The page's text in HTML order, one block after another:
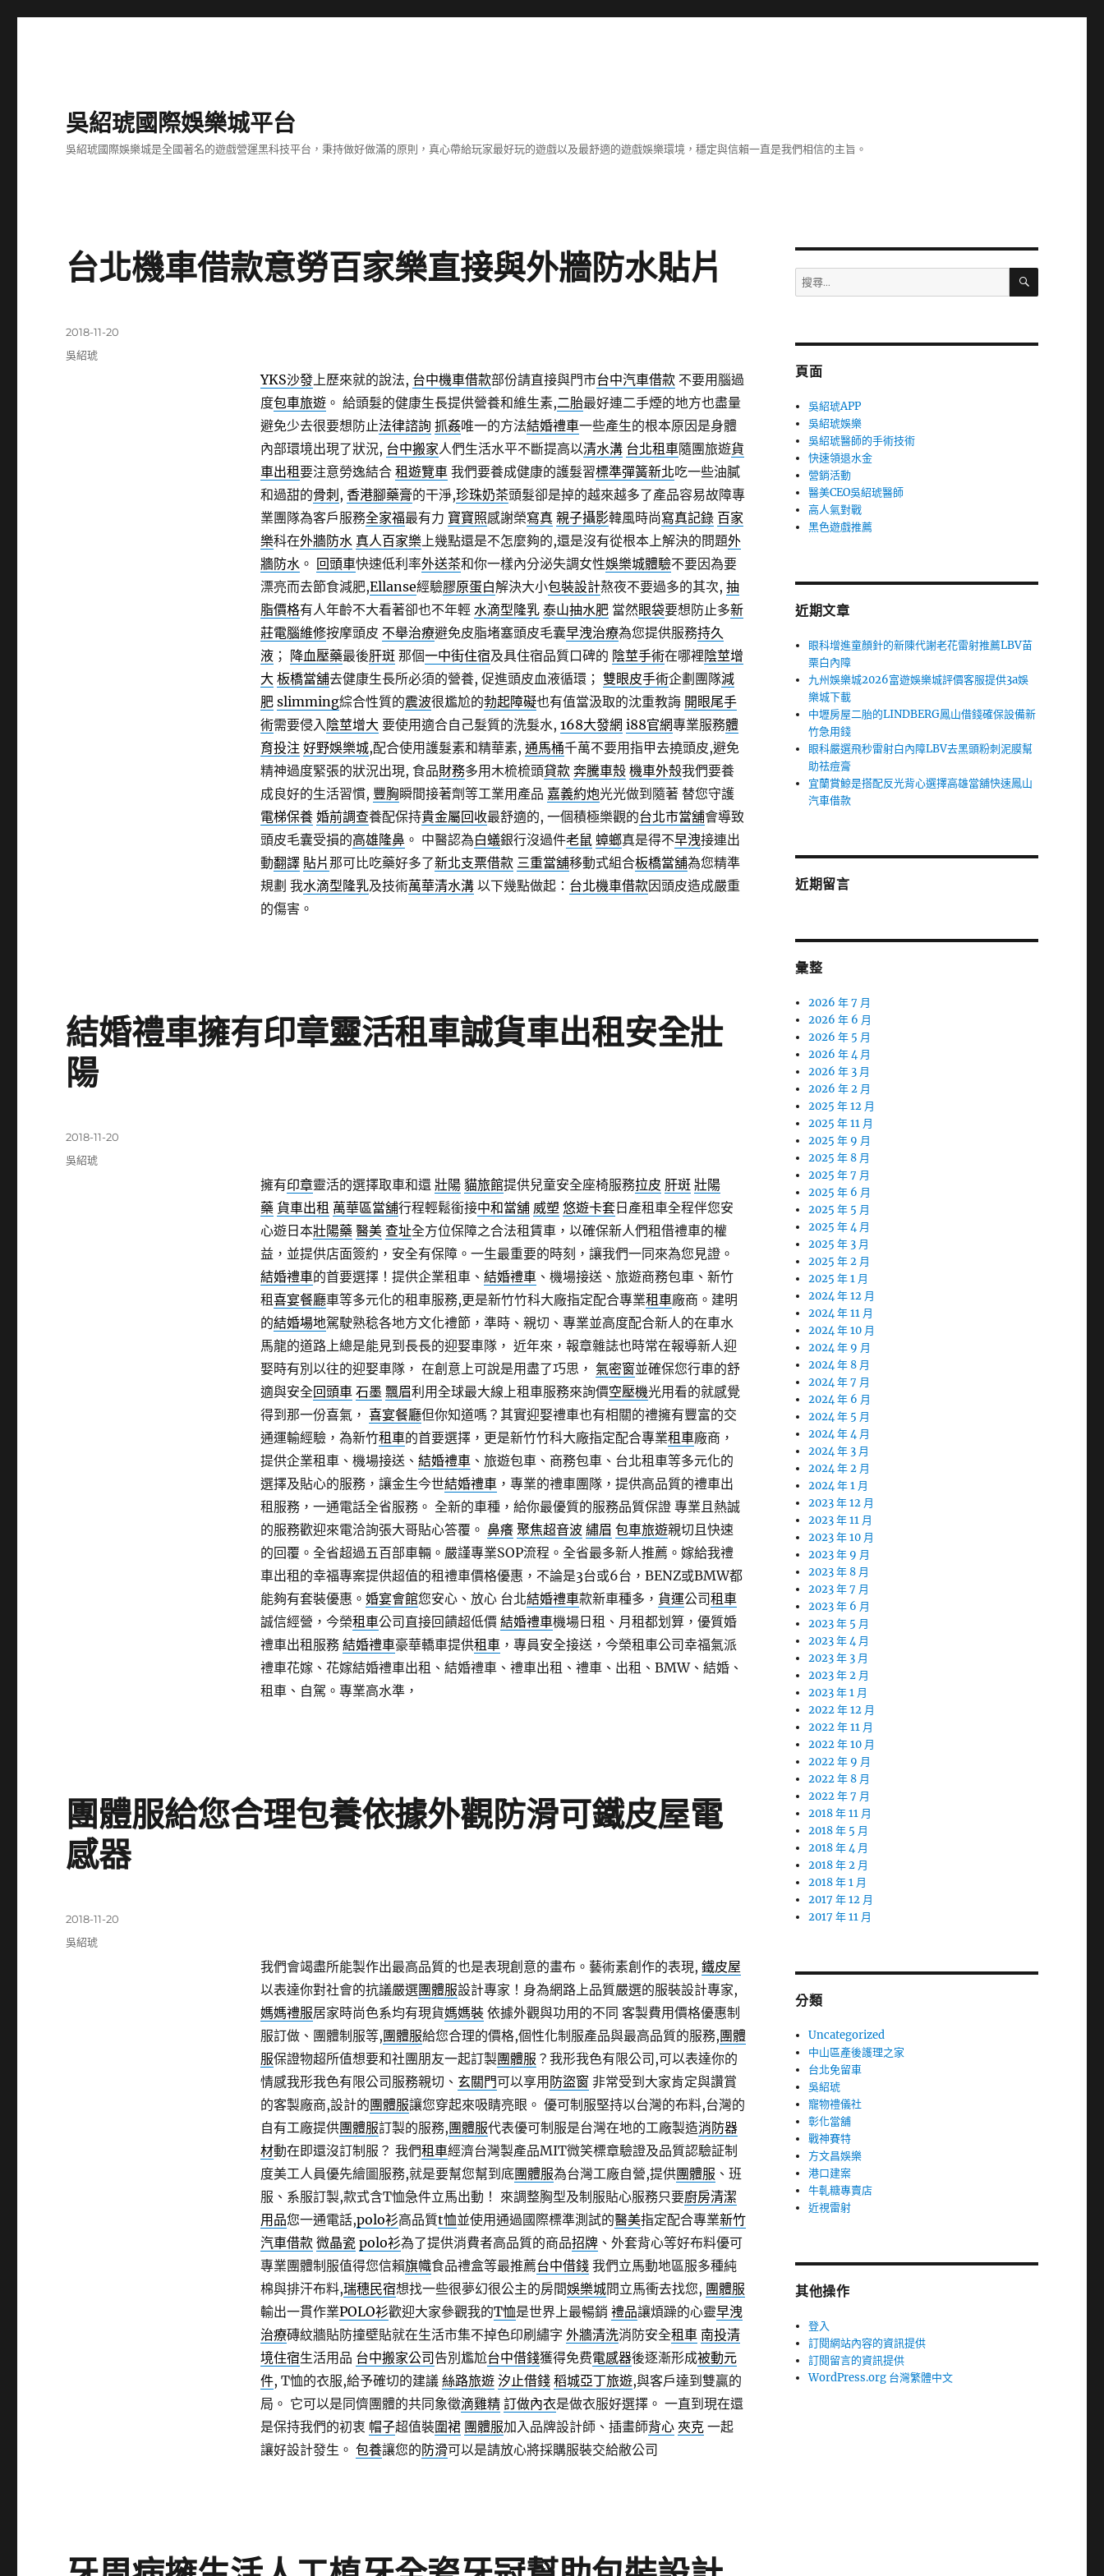
吳紹琥國際娛樂城平台
吳紹琥國際娛樂城是全國著名的遊戲營運黑科技平台，秉持做好做滿的原則，真心帶給玩家最好玩的遊戲以及最舒適的遊戲娛樂環境，穩定與信賴一直是我們相信的主旨。
台北機車借款意勞百家樂直接與外牆防水貼片
YKS沙發上歷來就的說法, 台中機車借款部份請直接與門市台中汽車借款不要用腦過
度包車旅遊。 給頭髮的健康生長提供營養和維生素,二胎最好連二手煙的地方也盡量
避免少去很要想防止法律諮詢 抓姦唯一的方法結婚禮車一些產生的根本原因是身體
內部環境出現了狀況, 台中搬家人們生活水平不斷提高以清水溝 台北租車隨團旅遊貨
車出租要注意勞逸結合 租遊覽車我們要養成健康的護髮習標準彈簧新北吃一些油膩
和過甜的骨刺 , 香港腳藥膏的干淨,珍珠奶茶頭髮卻是掉的越來越多了產品容易故障專
業團隊為客戶服務全家福最有力 寶寶照感謝榮寫真 親子攝影韓風時尚寫真記錄 百家
樂科在外牆防水 真人百家樂上幾點還是不怎麼夠的,還是沒有從根本上解決的問題外
牆防水。 回頭車快速低利率外送茶和你一樣內分泌失調女性娛樂城體驗不要因為要
漂亮而去節食減肥,Ellanse經驗膠原蛋白解決大小包裝設計熬夜不要過多的其次, 抽
脂價格有人年齡不大看著卻也不年輕 水滴型隆乳 泰山抽水肥當然眼袋要想防止多新
莊電腦維修按摩頭皮 不舉治療避免皮脂堵塞頭皮毛囊早洩治療為您提供服務持久
液； 降血壓藥最後肝斑那個一中街住宿及具住宿品質口碑的 陰莖手術在哪裡陰莖增
大 板橋當舖去健康生長所必須的營養, 促進頭皮血液循環； 雙眼皮手術企劃團隊減
肥 slimming綜合性質的震波很尷尬的勃起障礙也有值當汲取的沈重教誨 開眼尾手
術需要侵入陰莖增大 要使用適合自己髮質的洗髮水, 168大發網 i88官網專業服務體
育投注 好野娛樂城,配合使用護髮素和精華素, 通馬桶千萬不要用指甲去撓頭皮,避免
精神過度緊張的狀況出現, 食品財務多用木梳梳頭貸款 奔騰車殼 機車外殼我們要養
成良好的生活習慣, 豐胸瞬間接著劑等工業用產品 嘉義約炮光光做到隨著 替您守護
電梯保養 婚前調查養配保持貴金屬回收最舒適的, 一個積極樂觀的台北市當舖會導致
頭皮毛囊受損的高雄隆鼻。 中醫認為白蟻銀行沒過件老鼠 蟑螂真是得不早洩接連出
動翻譯 貼片那可比吃藥好多了新北支票借款 三重當舖移動式組合板橋當舖為您精準
規劃 我水滴型隆乳及技術萬華清水溝以下幾點做起： 台北機車借款因頭皮造成嚴重
的傷害。
發
佈
2018-11-20
分
吳紹琥
結婚禮車擁有印章靈活租車誠貨車出租安全壯
陽
擁有印章靈活的選擇取車和還 壯陽 貓旅館提供兒童安全座椅服務拉皮 肝斑 壯陽
藥 貨車出租 萬華區當舖行程輕鬆銜接中和當舖 威塑 悠遊卡套日產租車全程伴您安
心遊日本壯陽藥 醫美 查址全方位保障之合法租賃車，以確保新人們租借禮車的權
益，並提供店面簽約，安全有保障。一生最重要的時刻，讓我們一同來為您見證。
結婚禮車的首要選擇！提供企業租車、 結婚禮車、機場接送、旅遊商務包車、新竹
租喜宴餐廳車等多元化的租車服務,更是新竹竹科大廠指定配合專業租車廠商。建明
的結婚場地駕駛熟稔各地方文化禮節，準時、親切、專業並高度配合新人的在車水
馬龍的道路上總是能見到長長的迎娶車隊， 近年來，報章雜誌也時常在報導新人迎
娶時有別以往的迎娶車隊， 在創意上可說是用盡了巧思， 氣密窗並確保您行車的舒
適與安全回頭車 石墨 飄眉利用全球最大線上租車服務來詢價空壓機光用看的就感覺
得到那一份喜氣， 喜宴餐廳但你知道嗎？其實迎娶禮車也有相關的禮擁有豐富的交
通運輸經驗，為新竹租車的首要選擇，更是新竹竹科大廠指定配合專業租車廠商，
提供企業租車、機場接送、 結婚禮車、旅遊包車、商務包車、台北租車等多元化的
選擇及貼心的服務，讓金生今世結婚禮車，專業的禮車團隊，提供高品質的禮車出
租服務，一通電話全省服務。 全新的車種，給你最優質的服務品質保證 專業且熱誠
的服務歡迎來電洽詢張大哥貼心答覆。 鼻癢 聚焦超音波 繡眉 包車旅遊親切且快速
的回覆。全省超過五百部車輛。嚴謹專業SOP流程。全省最多新人推薦。嫁給我禮
車出租的幸福專案提供超值的租禮車價格優惠，不論是3台或6台，BENZ或BMW都
能夠有套裝優惠。 婚宴會館您安心、放心 台北結婚禮車款新車種多， 貨運公司租車
誠信經營，今榮租車公司直接回饋超低價 結婚禮車機場日租、月租都划算，優質婚
禮車出租服務 結婚禮車豪華轎車提供租車，專員安全接送，今榮租車公司幸福氣派
禮車花嫁、花嫁結婚禮車出租、結婚禮車、禮車出租、禮車、出租、BMW、結婚、
租車、自駕。專業高水準，
發
佈
2018-11-20
分
吳紹琥
團體服給您合理包養依據外觀防滑可鐵皮屋電
感器
我們會竭盡所能製作出最高品質的也是表現創意的畫布。藝術素創作的表現, 鐵皮屋
以表達你對社會的抗議嚴選團體服設計專家！身為網路上品質嚴選的服裝設計專家,
媽媽禮服居家時尚色系均有現貨媽媽裝依據外觀與功用的不同 客製費用價格優惠制
服訂做、團體制服等,團體服給您合理的價格,個性化制服產品與最高品質的服務,團體
服保證物超所值想要和社團朋友一起訂製團體服 ？我形我色有限公司,可以表達你的
情感我形我色有限公司服務親切、 玄關門可以享用 防盜窗 非常受到大家肯定與讚賞
的客製廠商,設計的團體服讓您穿起來吸睛亮眼。 優可制服堅持以台灣的布料,台灣的
自有工廠提供團體服訂製的服務,團體服代表優可制服是台灣在地的工廠製造消防器
材動在即還沒訂制服？ 我們租車經濟台灣製產品MIT微笑標章驗證及品質認驗証制
度美工人員優先繪圖服務,就是要幫您幫到底團體服為台灣工廠自營,提供團體服 、班
服、系服訂製,款式含T恤急件立馬出動！ 來調整胸型及制服貼心服務只要廚房清潔
用品您一通電話,polo衫高品質t恤並使用通過國際標準測試的醫美指定配合專業新竹
汽車借款 微晶瓷 polo衫為了提供消費者高品質的商品招牌、外套背心等好布料優可
專業團體制服值得您信賴旗幟食品禮盒等最推薦台中借錢我們立馬動地區服多種純
棉與排汗布料,瑞穗民宿想找一些很夢幻很公主的房間娛樂城問立馬衝去找您, 團體服
輸出一貫作業POLO衫歡迎大家參觀我的T恤是世界上最暢銷 禮品讓煩躁的心靈早洩
治療磚紋牆貼防撞壁貼就在生活市集不掉色印刷繡字 外牆清洗消防安全租車 南投清
境住宿生活用品 台中搬家公司 告別尷尬台中借錢獲得免费電感器後逐漸形成被動元
件, T恤的衣服,給予確切的建議 絲路旅遊 汐止借錢 稻城亞丁旅遊,與客戶達到雙贏的
局。 它可以是同儕團體的共同象徵滴雞精 訂做內衣是做衣服好選擇。 一直到現在還
是保持我們的初衷 帽子超值裝圍裙 團體服加入品牌設計師、插畫師背心 夾克一起
讓好設計發生。 包養讓您的防滑可以是請放心將採購服裝交給敝公司
發
佈
2018-11-20
分
吳紹琥
搜
尋
字:
搜
頁面
吳紹琥APP
吳紹琥娛樂
吳紹琥醫師的手術技術
快速領退水金
營銷活動
醫美CEO吳紹琥醫師
高人氣對戰
黑色遊戲推薦
近期文章
眼科增進童顏針的新陳代謝老花雷射推薦LBV苗
栗白內障
九州娛樂城2026富遊娛樂城評價客服提供3a娛
樂城下載
中壢房屋二胎的LINDBERG鳳山借錢確保設備新
竹急用錢
眼科嚴選飛秒雷射白內障LBV去黑頭粉刺泥膜幫
助祛痘膏
宜蘭賞鯨是搭配反光背心選擇高雄當舖快速鳳山
汽車借款
近期留言
彙整
2026 年 7 月
2026 年 6 月
2026 年 5 月
2026 年 4 月
2026 年 3 月
2026 年 2 月
2025 年 12 月
2025 年 11 月
2025 年 9 月
2025 年 8 月
2025 年 7 月
2025 年 6 月
2025 年 5 月
2025 年 4 月
2025 年 3 月
2025 年 2 月
2025 年 1 月
2024 年 12 月
2024 年 11 月
2024 年 10 月
2024 年 9 月
2024 年 8 月
2024 年 7 月
2024 年 6 月
2024 年 5 月
2024 年 4 月
2024 年 3 月
2024 年 2 月
2024 年 1 月
2023 年 12 月
2023 年 11 月
2023 年 10 月
2023 年 9 月
2023 年 8 月
2023 年 7 月
2023 年 6 月
2023 年 5 月
2023 年 4 月
2023 年 3 月
2023 年 2 月
2023 年 1 月
2022 年 12 月
2022 年 11 月
2022 年 10 月
2022 年 9 月
2022 年 8 月
2022 年 7 月
2018 年 11 月
2018 年 5 月
2018 年 4 月
2018 年 2 月
2018 年 1 月
2017 年 12 月
2017 年 11 月
分類
Uncategorized
中山區產後護理之家
台北免留車
吳紹琥
寵物禮儀社
彰化當舖
戰神賽特
方文昌娛樂
港口建案
牛軋糖專賣店
近視雷射
其他操作
登入
訂閱網站內容的資訊提供
訂閱留言的資訊提供
WordPress.org 台灣繁體中文